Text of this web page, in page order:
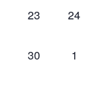
0
23
0
24
0
30
0
1